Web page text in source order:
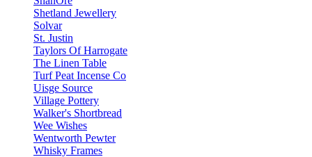
Shetland Jewellery
Solvar
St. Justin
Taylors Of Harrogate
The Linen Table
Turf Peat Incense Co
Uisge Source
Village Pottery
Walker's Shortbread
Wee Wishes
Wentworth Pewter
Whisky Frames